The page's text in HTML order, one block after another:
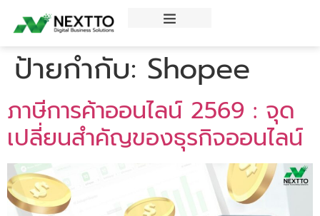
ป้ายกำกับ: Shopee
ภาษีการค้าออนไลน์ 2569 : จุด
เปลี่ยนสำคัญของธุรกิจออนไลน์